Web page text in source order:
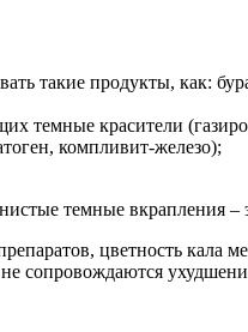
такие продукты, как:
темные красители
компливит-железо);
темные вкрапления –
цветность кала
сопровождаются